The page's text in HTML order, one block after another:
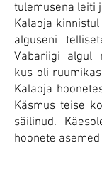
tulemusena leiti
Kalaoja
alguseni
Vabariigi algul
kus oli
Kalaoja
Käsmus teise
säilinud.
hoonete